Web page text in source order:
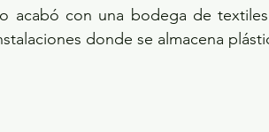
acabó con una bodega de
donde se almacena